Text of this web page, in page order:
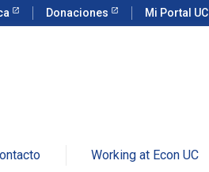
Donaciones Mi Portal UC
Working at Econ UC